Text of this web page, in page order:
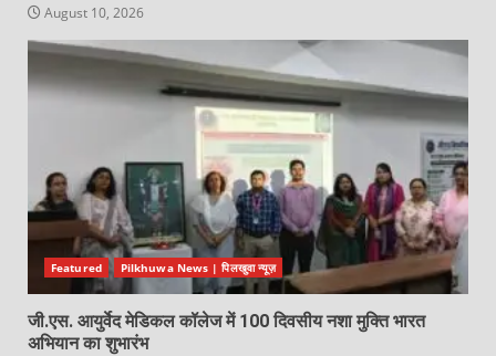
August 10, 2026
Featured Pilkhuwa News | पिलखुवा न्यूज़
जी.एस. आयुर्वेद मेडिकल कॉलेज में 100 दिवसीय नशा मुक्ति भारत
अभियान का शुभारंभ